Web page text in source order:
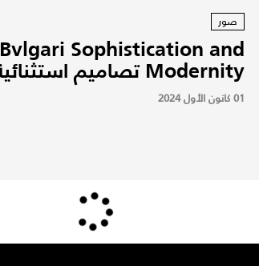
صور
Bvlgari Sophistication and
Modernity تصاميم استثنائية
01 كانون الأول 2024